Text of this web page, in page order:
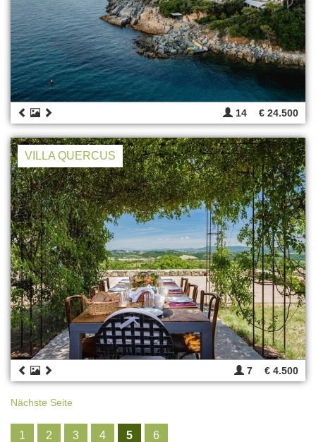
14 € 24.500
VILLA QUERCUS
7 € 4.500
Nächste Seite
1 2 3 4 5 6